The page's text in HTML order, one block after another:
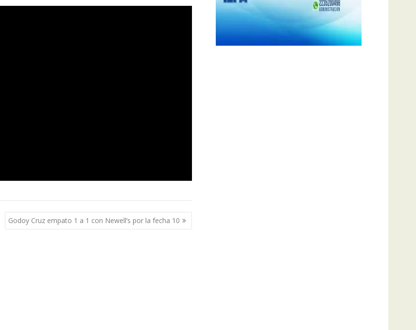
Godoy Cruz empato 1 a 1 con Newell’s por la fecha 10